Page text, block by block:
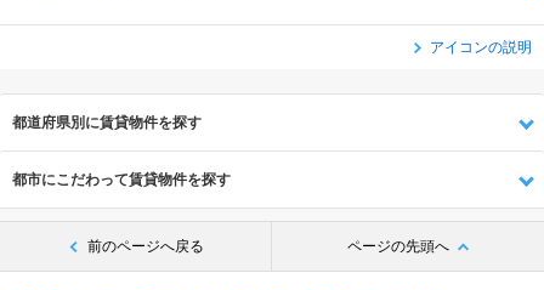
アイコンの説明
都道府県別に賃貸物件を探す
都市にこだわって賃貸物件を探す
前のページへ戻る ページの先頭へ